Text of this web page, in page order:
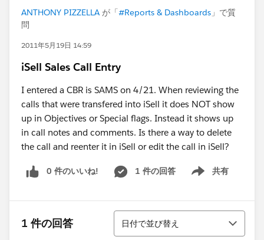
ANTHONY PIZZELLA が「#Reports & Dashboards 」で質
問
2011年5月19日 14:59
iSell Sales Call Entry
I entered a CBR is SAMS on 4/21. When reviewing the
calls that were transfered into iSell it does NOT show
up in Objectives or Special flags. Instead it shows up
in call notes and comments. Is there a way to delete
the call and reenter it in iSell or edit the call in iSell?
0 件のいいね! 1 件の回答 共有
Show menu
1 件の回答
並び替え
日付で並び替え